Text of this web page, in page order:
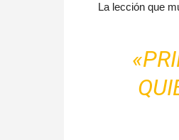
La lección que